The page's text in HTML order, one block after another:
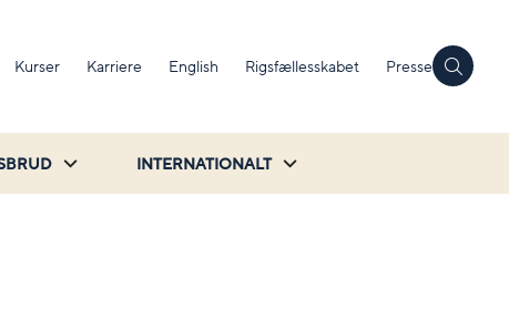
Kurser Karriere English Rigsfællesskabet Presse
INTERNATIONALT